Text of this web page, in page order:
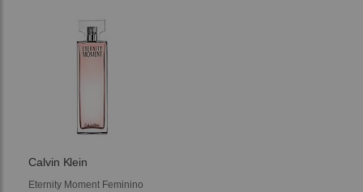
Calvin Klein
Eternity Moment Feminino